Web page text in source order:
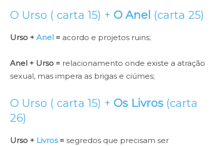
O Urso ( carta 15) + O Anel (carta 25)
Urso + Anel = acordo e projetos ruins;
Anel + Urso = relacionamento onde existe a atração
sexual, mas impera as brigas e ciúmes;
O Urso ( carta 15) + Os Livros (carta
26)
Urso + Livros= segredos que precisam ser